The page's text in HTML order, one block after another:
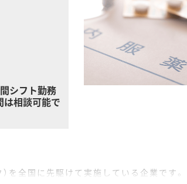
シフト勤務
は相談可能で
を全国に先駆けて実施している企業です。